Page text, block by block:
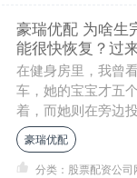
豪瑞优配 为啥生
能很快恢复？过
在健身房里，我曾
车，她的宝宝才五
着，而她则在旁边
好奇地问：“哇，这
着点头。 我又....
豪瑞优配
分类：股票配资公司